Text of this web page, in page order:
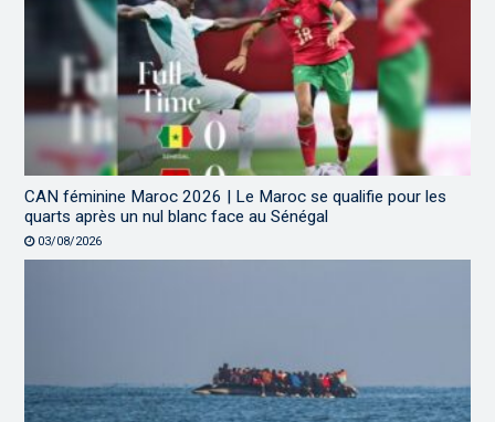
CAN féminine Maroc 2026 | Le Maroc se qualifie pour les
quarts après un nul blanc face au Sénégal
03/08/2026